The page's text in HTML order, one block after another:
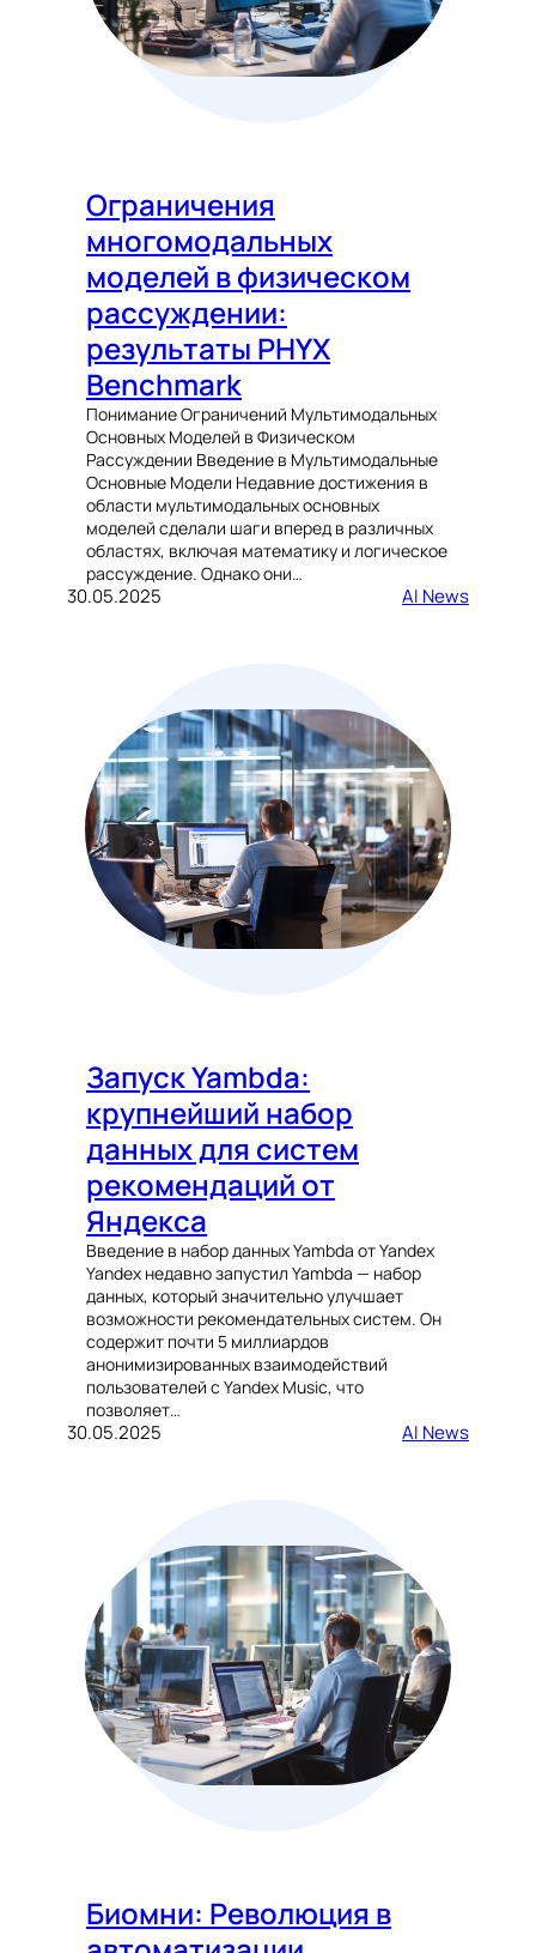
Ограничения
многомодальных
моделей в физическом
рассуждении:
результаты PHYX
Benchmark
Понимание Ограничений Мультимодальных
Основных Моделей в Физическом
Рассуждении Введение в Мультимодальные
Основные Модели Недавние достижения в
области мультимодальных основных
моделей сделали шаги вперед в различных
областях, включая математику и логическое
рассуждение. Однако они…
30.05.2025 AI News
Запуск Yambda:
крупнейший набор
данных для систем
рекомендаций от
Яндекса
Введение в набор данных Yambda от Yandex
Yandex недавно запустил Yambda — набор
данных, который значительно улучшает
возможности рекомендательных систем. Он
содержит почти 5 миллиардов
анонимизированных взаимодействий
пользователей с Yandex Music, что
позволяет…
30.05.2025 AI News
Биомни: Революция в